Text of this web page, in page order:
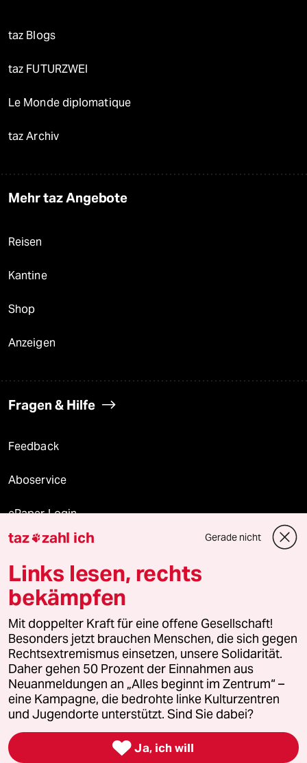
taz Blogs
taz FUTURZWEI
Le Monde diplomatique
taz Archiv
Mehr taz Angebote
Reisen
Kantine
Shop
Anzeigen
Fragen & Hilfe
Feedback
Aboservice
ePaper Login
Downloads für Abonnierende
© 2026 taz Verlags und Vertriebs GmbH
Alle Rechte vorbehalten. Bei rechtlichen Fragen oder für Genehmigungen
wenden Sie sich bitte an
lizenzen@taz.de
Feedback Redaktionsstatut Kommune-Richtlinien
Leitlinie Informant Datenschutz Impressum AGB
Seitenwende Einwilligungen widerrufen (Ads)
taz zahl ich Gerade nicht
Links lesen, rechts
bekämpfen
Mit doppelter Kraft für eine offene Gesellschaft!
Besonders jetzt brauchen Menschen, die sich gegen
Rechtsextremismus einsetzen, unsere Solidarität.
Daher gehen 50 Prozent der Einnahmen aus
Neuanmeldungen an „Alles beginnt im Zentrum“ –
eine Kampagne, die bedrohte linke Kulturzentren
und Jugendorte unterstützt. Sind Sie dabei?
 Ja, ich will